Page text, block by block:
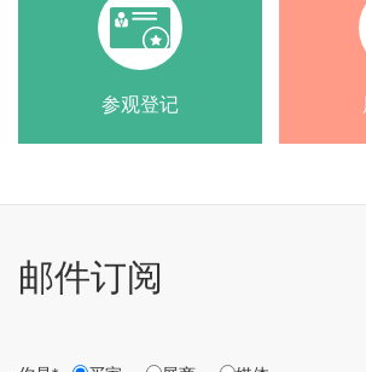
参观登记
邮件订阅